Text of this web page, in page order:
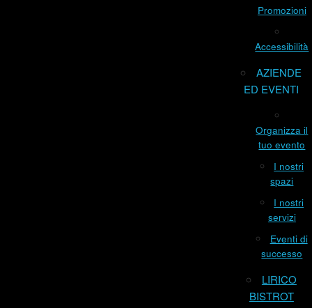
Promozioni
Accessibilità
AZIENDE
ED EVENTI
Organizza il
tuo evento
I nostri
spazi
I nostri
servizi
Eventi di
successo
LIRICO
BISTROT